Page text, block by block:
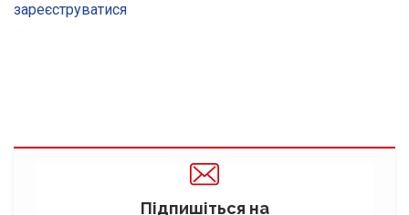
зареєструватися
Підпишіться на